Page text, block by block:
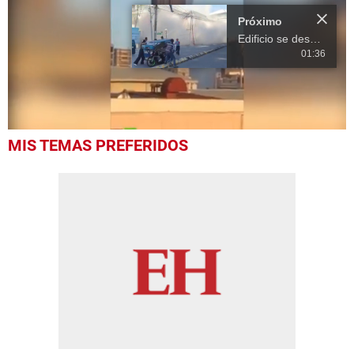
seconds
Próximo
01:36
MIS TEMAS PREFERIDOS